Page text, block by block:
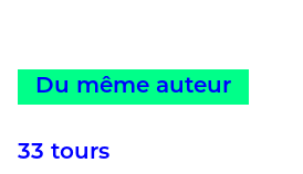
Du même auteur
33 tours